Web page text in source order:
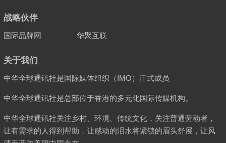
战略伙伴
国际品牌网 华聚互联
关于我们
中华全球通讯社是国际媒体组织（IMO）正式成员
中华全球通讯社是总部位于香港的多元化国际传媒机构。
中华全球通讯社关注乡村、环境、传统文化，关注普通劳动者，
让有需求的人得到帮助，让感动的泪水将紧锁的眉头舒展，让风